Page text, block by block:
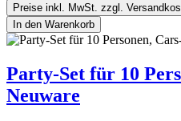
Preise inkl. MwSt. zzgl.
In den Warenkorb
Party-Set für 10
Neuware